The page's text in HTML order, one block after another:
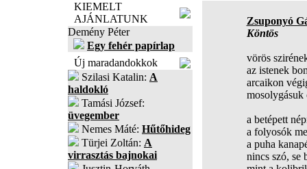
KIEMELT
AJÁNLATUNK
Demény Péter
Egy fehér papírlap
Új maradandokkok
Szilasi Katalin: A
haldokló
Tamási József:
üvegember
Nemes Máté: Hűtőhideg
Türjei Zoltán: A
virrasztás bajnokai
Zsuponyó
Köntös
vörös
az istenek
arcaikon
mosolygásuk
a betépett
a folyosók
a puha
nincs szó, se